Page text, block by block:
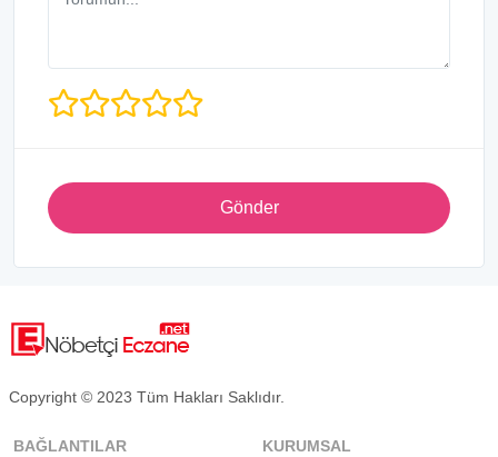
Gönder
Copyright © 2023 Tüm Hakları Saklıdır.
BAĞLANTILAR
KURUMSAL